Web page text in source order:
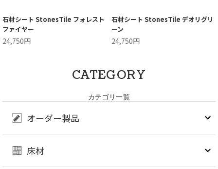
石材シート StonesTile フォレスト
ファイヤー
24,750円
石材シート StonesTile デオリグリ
ーン
24,750円
CATEGORY
カテゴリ一覧
オーダー製品
床材